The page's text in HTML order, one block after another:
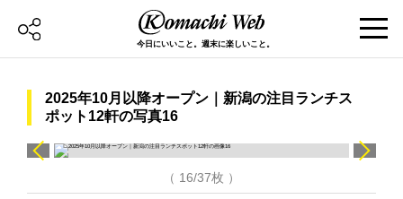
今日にいいこと。週末に楽しいこと。
2025年10月以降オープン｜新潟の注目ランチス
ポット12軒の写真16
（ 16/37枚 ）